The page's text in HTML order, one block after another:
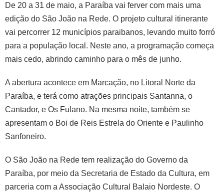
De 20 a 31 de maio, a Paraíba vai ferver com mais uma
edição do São João na Rede. O projeto cultural itinerante
vai percorrer 12 municípios paraibanos, levando muito forró
para a população local. Neste ano, a programação começa
mais cedo, abrindo caminho para o mês de junho.
A abertura acontece em Marcação, no Litoral Norte da
Paraíba, e terá como atrações principais Santanna, o
Cantador, e Os Fulano. Na mesma noite, também se
apresentam o Boi de Reis Estrela do Oriente e Paulinho
Sanfoneiro.
O São João na Rede tem realização do Governo da
Paraíba, por meio da Secretaria de Estado da Cultura, em
parceria com a Associação Cultural Balaio Nordeste. O